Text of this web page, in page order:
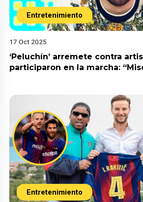
Entretenimiento
17 Oct 2025
‘Peluchín’ arremete contra
participaron en la marcha:
Entretenimiento